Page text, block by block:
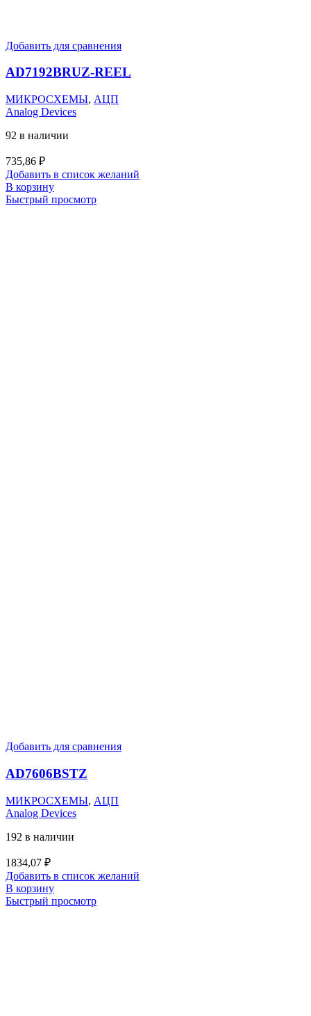
Добавить для сравнения
AD7192BRUZ-REEL
МИКРОСХЕМЫ, АЦП
Analog Devices
92 в наличии
735,86 ₽
Добавить в список желаний
В корзину
Быстрый просмотр
Добавить для сравнения
AD7606BSTZ
МИКРОСХЕМЫ, АЦП
Analog Devices
192 в наличии
1834,07 ₽
Добавить в список желаний
В корзину
Быстрый просмотр